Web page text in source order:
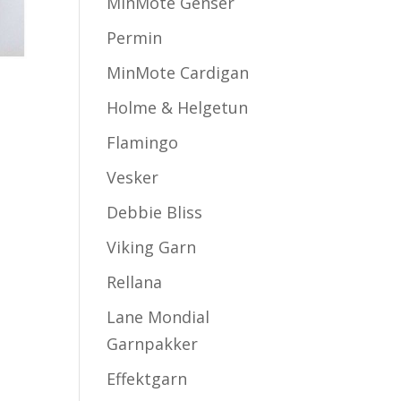
Permin
MinMote Cardigan
Holme & Helgetun
Flamingo
Vesker
Debbie Bliss
Viking Garn
Rellana
Lane Mondial
Garnpakker
Effektgarn